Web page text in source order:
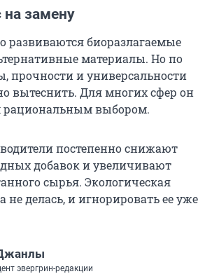
на замену
развиваются биоразлагаемые
материалы. Но по
прочности и универсальности
вытеснить. Для многих сфер он
рациональным выбором.
постепенно снижают
добавок и увеличивают
сырья. Экологическая
не делась, и игнорировать ее уже
эвергрин-редакции